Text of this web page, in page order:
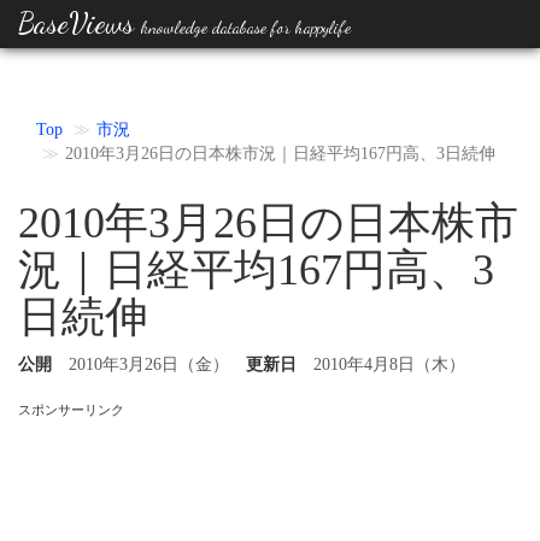
BaseViews knowledge database for happylife
Top
市況
2010年3月26日の日本株市況｜日経平均167円高、3日続伸
2010年3月26日の日本株市
況｜日経平均167円高、3
日続伸
公開 2010年3月26日（金） 更新日 2010年4月8日（木）
スポンサーリンク